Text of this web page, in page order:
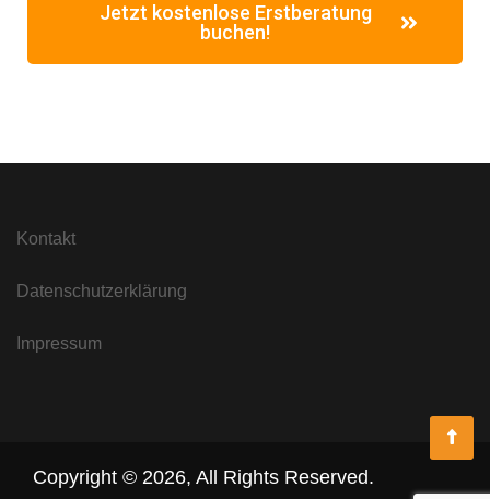
Jetzt kostenlose Erstberatung
buchen!
Kontakt
Datenschutzerklärung
Impressum
Copyright © 2026, All Rights Reserved.